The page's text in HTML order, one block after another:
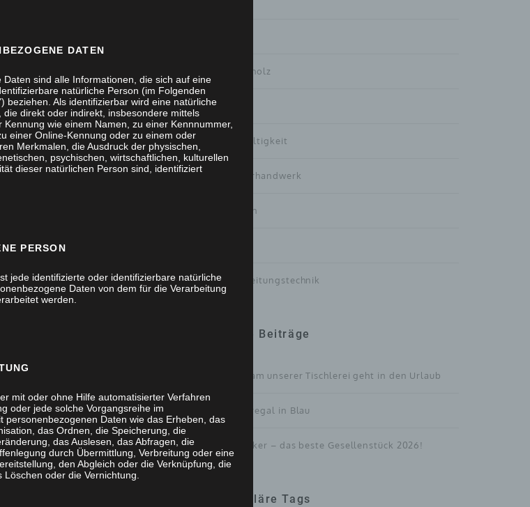
Massivholz
Nachhaltigkeit
Tischlerhandwerk
Treppen
Verarbeitungstechnik
Neue Beiträge
Das Team unserer Tischlerei geht in den Urlaub
Bücherregal in Blau
Der Kicker – das beste Gesellenstück 2026!
Populäre Tags
DATEN
Daten sind alle Informationen, die sich auf eine
natürliche Person (im Folgenden
beziehen. Als identifizierbar wird eine natürliche
die direkt oder indirekt, insbesondere mittels
wie einem Namen, zu einer Kennnummer,
einer Online-Kennung oder zu einem oder
Merkmalen, die Ausdruck der physischen,
psychischen, wirtschaftlichen, kulturellen
dieser natürlichen Person sind, identifiziert
PERSON
jede identifizierte oder identifizierbare natürliche
Daten von dem für die Verarbeitung
werden.
mit oder ohne Hilfe automatisierter Verfahren
oder jede solche Vorgangsreihe im
personenbezogenen Daten wie das Erheben, das
das Ordnen, die Speicherung, die
das Auslesen, das Abfragen, die
durch Übermittlung, Verbreitung oder eine
den Abgleich oder die Verknüpfung, die
Löschen oder die Vernichtung.